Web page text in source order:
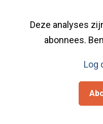
Deze analyses
abonnees.
Log